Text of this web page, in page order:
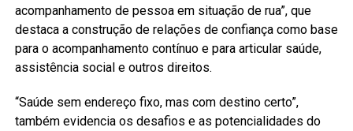
acompanhamento de pessoa em situação de rua”, que
destaca a construção de relações de confiança como base
para o acompanhamento contínuo e para articular saúde,
assistência social e outros direitos.
“Saúde sem endereço fixo, mas com destino certo”,
também evidencia os desafios e as potencialidades do